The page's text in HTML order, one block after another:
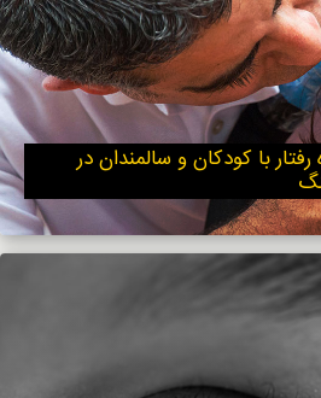
با کودکان و سالمندان در